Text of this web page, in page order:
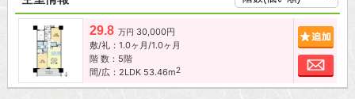
29.8 万円 30,000円
敷/礼：1.0ヶ月/1.0ヶ月
階 数：5階
間/広：2LDK 53.46m2
お